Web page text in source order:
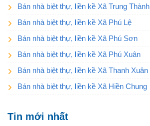
Bán nhà biệt thự, liền kề Xã Trung Thành
Bán nhà biệt thự, liền kề Xã Phú Lệ
Bán nhà biệt thự, liền kề Xã Phú Sơn
Bán nhà biệt thự, liền kề Xã Phú Xuân
Bán nhà biệt thự, liền kề Xã Thanh Xuân
Bán nhà biệt thự, liền kề Xã Hiền Chung
Tin mới nhất